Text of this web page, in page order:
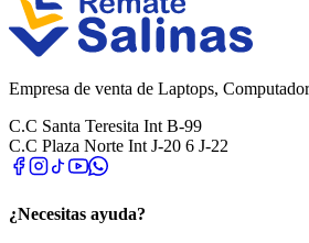
Empresa de venta de Laptops,
C.C Santa Teresita Int B-99
C.C Plaza Norte Int J-20 6 J-22
¿Necesitas ayuda?